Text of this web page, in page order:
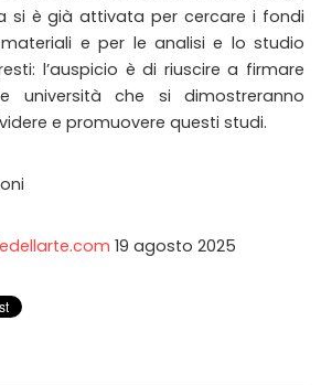
si è già attivata per cercare i fondi
e per le analisi e lo studio
l’auspicio è di riuscire a firmare
università che si dimostreranno
e promuovere questi studi.
19 agosto 2025